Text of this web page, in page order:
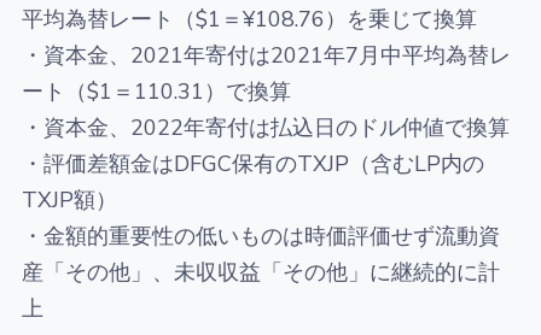
平均為替レート（$1＝¥108.76）を乗じて換算
・資本金、2021年寄付は2021年7月中平均為替レ
ート（$1＝110.31）で換算
・資本金、2022年寄付は払込日のドル仲値で換算
・評価差額金はDFGC保有のTXJP（含むLP内の
TXJP額）
・金額的重要性の低いものは時価評価せず流動資
産「その他」、未収収益「その他」に継続的に計
上